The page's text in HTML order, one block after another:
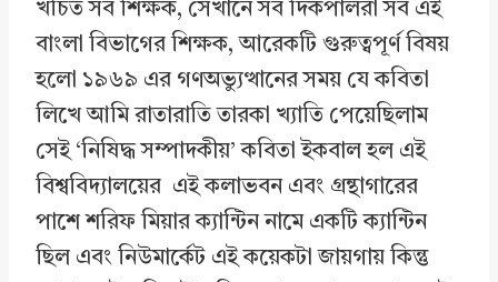
খচিত সব শিক্ষক, সেখানে সব দিকপালরা সব এই
বাংলা বিভাগের শিক্ষক, আরেকটি গুরুত্বপূর্ণ বিষয়
হলো ১৯৬৯ এর গণঅভ্যুত্থানের সময় যে কবিতা
লিখে আমি রাতারাতি তারকা খ্যাতি পেয়েছিলাম
সেই ‘নিষিদ্ধ সম্পাদকীয়’ কবিতা ইকবাল হল এই
বিশ্ববিদ্যালয়ের এই কলাভবন এবং গ্রন্থাগারের
পাশে শরিফ মিয়ার ক্যান্টিন নামে একটি ক্যান্টিন
ছিল এবং নিউমার্কেট এই কয়েকটা জায়গায় কিন্তু